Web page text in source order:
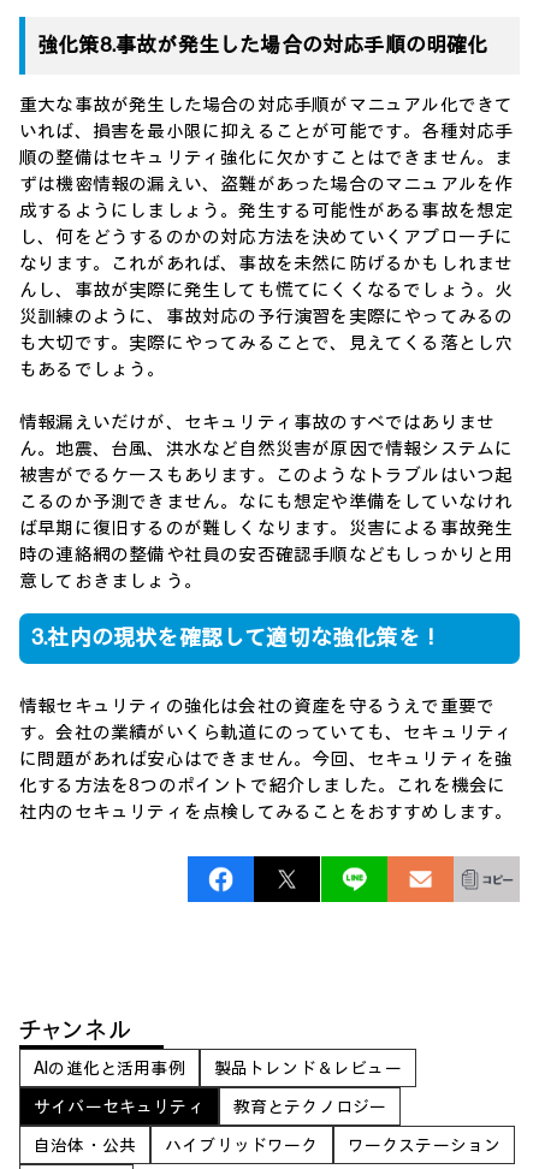
強化策8.事故が発生した場合の対応手順の明確化
重大な事故が発生した場合の対応手順がマニュアル化できて
いれば、損害を最小限に抑えることが可能です。各種対応手
順の整備はセキュリティ強化に欠かすことはできません。ま
ずは機密情報の漏えい、盗難があった場合のマニュアルを作
成するようにしましょう。発生する可能性がある事故を想定
し、何をどうするのかの対応方法を決めていくアプローチに
なります。これがあれば、事故を未然に防げるかもしれませ
んし、事故が実際に発生しても慌てにくくなるでしょう。火
災訓練のように、事故対応の予行演習を実際にやってみるの
も大切です。実際にやってみることで、見えてくる落とし穴
もあるでしょう。
情報漏えいだけが、セキュリティ事故のすべではありませ
ん。地震、台風、洪水など自然災害が原因で情報システムに
被害がでるケースもあります。このようなトラブルはいつ起
こるのか予測できません。なにも想定や準備をしていなけれ
ば早期に復旧するのが難しくなります。災害による事故発生
時の連絡網の整備や社員の安否確認手順などもしっかりと用
意しておきましょう。
3.社内の現状を確認して適切な強化策を！
情報セキュリティの強化は会社の資産を守るうえで重要で
す。会社の業績がいくら軌道にのっていても、セキュリティ
に問題があれば安心はできません。今回、セキュリティを強
化する方法を8つのポイントで紹介しました。これを機会に
社内のセキュリティを点検してみることをおすすめします。
チャンネル
AIの進化と活用事例
製品トレンド＆レビュー
サイバーセキュリティ
教育とテクノロジー
自治体・公共
ハイブリッドワーク
ワークステーション